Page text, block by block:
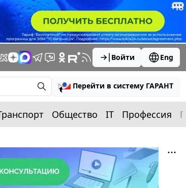
Войти Eng
Перейти в систему ГАРАНТ
Общество IT Профессия